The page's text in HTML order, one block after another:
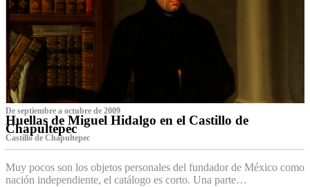
De septiembre a octubre de 2009
Huellas de Miguel Hidalgo en el Castillo de
Chapultepec
Castillo de Chapultepec
Muy pocos son los objetos personales del fundador de México como
nación independiente, el catálogo es corto. Una parte…